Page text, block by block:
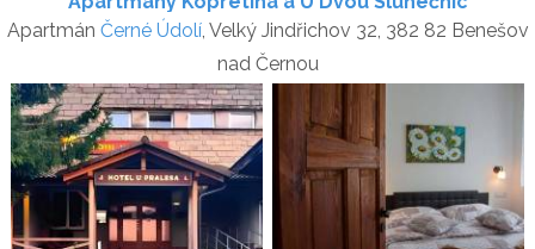
Apartmán Černé Údolí, Velký Jindřichov 32, 382 82 Benešov
nad Černou